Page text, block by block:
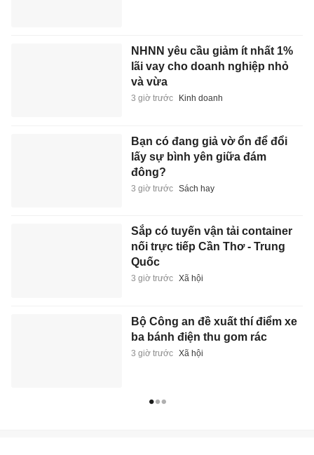
NHNN yêu cầu giảm ít nhất 1%
lãi vay cho doanh nghiệp nhỏ
và vừa
3 giờ trước Kinh doanh
Bạn có đang giả vờ ổn để đổi
lấy sự bình yên giữa đám
đông?
3 giờ trước Sách hay
Sắp có tuyến vận tải container
nối trực tiếp Cần Thơ - Trung
Quốc
3 giờ trước Xã hội
Bộ Công an đề xuất thí điểm xe
ba bánh điện thu gom rác
3 giờ trước Xã hội